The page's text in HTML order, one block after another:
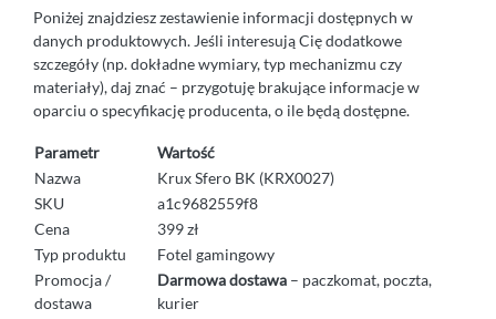
Poniżej znajdziesz zestawienie informacji dostępnych w
danych produktowych. Jeśli interesują Cię dodatkowe
szczegóły (np. dokładne wymiary, typ mechanizmu czy
materiały), daj znać – przygotuję brakujące informacje w
oparciu o specyfikację producenta, o ile będą dostępne.
Parametr
Wartość
Nazwa
Krux Sfero BK (KRX0027)
SKU
a1c9682559f8
Cena
399 zł
Typ produktu
Fotel gamingowy
Promocja /
dostawa
Darmowa dostawa – paczkomat, poczta,
kurier